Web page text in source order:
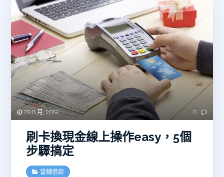
29 8 月, 2019 0
刷卡換現金線上操作easy，5個
步驟搞定
當舖借款